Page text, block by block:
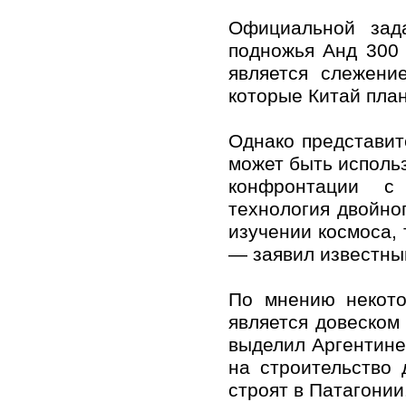
Официальной
подножья Анд 300
является
которые Китай
Однако
может быть
конфронтации
технология
изучении
— заявил
По мнению
является
выделил
на строительство
строят в